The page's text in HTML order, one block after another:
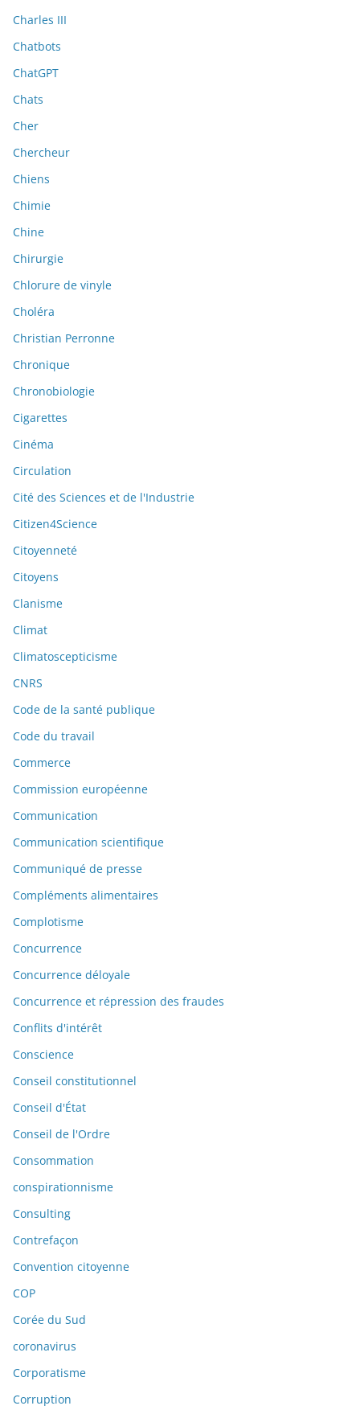
Charles III
Chatbots
ChatGPT
Chats
Cher
Chercheur
Chiens
Chimie
Chine
Chirurgie
Chlorure de vinyle
Choléra
Christian Perronne
Chronique
Chronobiologie
Cigarettes
Cinéma
Circulation
Cité des Sciences et de l'Industrie
Citizen4Science
Citoyenneté
Citoyens
Clanisme
Climat
Climatoscepticisme
CNRS
Code de la santé publique
Code du travail
Commerce
Commission européenne
Communication
Communication scientifique
Communiqué de presse
Compléments alimentaires
Complotisme
Concurrence
Concurrence déloyale
Concurrence et répression des fraudes
Conflits d'intérêt
Conscience
Conseil constitutionnel
Conseil d'État
Conseil de l'Ordre
Consommation
conspirationnisme
Consulting
Contrefaçon
Convention citoyenne
COP
Corée du Sud
coronavirus
Corporatisme
Corruption